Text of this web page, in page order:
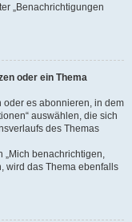
„Benachrichtigungen
oder ein Thema
es abonnieren, in dem
auswählen, die sich
des Themas
„Mich benachrichtigen,
wird das Thema ebenfalls